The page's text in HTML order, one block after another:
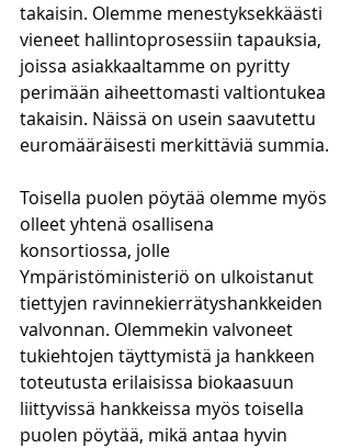
takaisin. Olemme menestyksekkäästi
vieneet hallintoprosessiin tapauksia,
joissa asiakkaaltamme on pyritty
perimään aiheettomasti valtiontukea
takaisin. Näissä on usein saavutettu
euromääräisesti merkittäviä summia.
Toisella puolen pöytää olemme myös
olleet yhtenä osallisena
konsortiossa, jolle
Ympäristöministeriö on ulkoistanut
tiettyjen ravinnekierrätyshankkeiden
valvonnan. Olemmekin valvoneet
tukiehtojen täyttymistä ja hankkeen
toteutusta erilaisissa biokaasuun
liittyvissä hankkeissa myös toisella
puolen pöytää, mikä antaa hyvin